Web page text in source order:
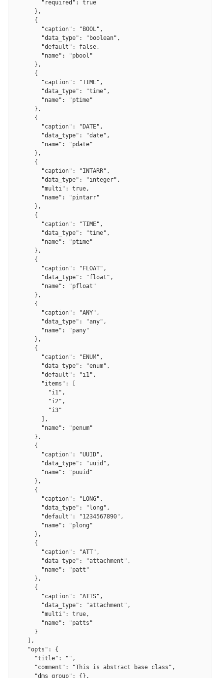
        "required": true
      },
      {
        "caption": "BOOL",
        "data_type": "boolean",
        "default": false,
        "name": "pbool"
      },
      {
        "caption": "TIME",
        "data_type": "time",
        "name": "ptime"
      },
      {
        "caption": "DATE",
        "data_type": "date",
        "name": "pdate"
      },
      {
        "caption": "INTARR",
        "data_type": "integer",
        "multi": true,
        "name": "pintarr"
      },
      {
        "caption": "TIME",
        "data_type": "time",
        "name": "ptime"
      },
      {
        "caption": "FLOAT",
        "data_type": "float",
        "name": "pfloat"
      },
      {
        "caption": "ANY",
        "data_type": "any",
        "name": "pany"
      },
      {
        "caption": "ENUM",
        "data_type": "enum",
        "default": "i1",
        "items": [
          "i1",
          "i2",
          "i3"
        ],
        "name": "penum"
      },
      {
        "caption": "UUID",
        "data_type": "uuid",
        "name": "puuid"
      },
      {
        "caption": "LONG",
        "data_type": "long",
        "default": "1234567890",
        "name": "plong"
      },
      {
        "caption": "ATT",
        "data_type": "attachment",
        "name": "patt"
      },
      {
        "caption": "ATTS",
        "data_type": "attachment",
        "multi": true,
        "name": "patts"
      }
    ],
    "opts": {
      "title": "",
      "comment": "This is abstract base class",
      "dms_group": {},